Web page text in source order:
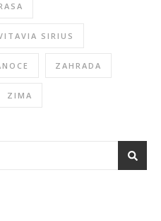
SIRIUS
ZAHRADA
ZIMA